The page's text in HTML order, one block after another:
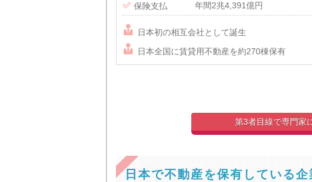
 保険支払 年間2兆4,391億円
 日本初の相互会社として誕生
 日本全国に賃貸用不動産を約270棟保有
第3者目線で専門家
日本で不動産を保有している